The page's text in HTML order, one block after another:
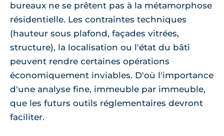
bureaux ne se prêtent pas à la métamorphose
résidentielle. Les contraintes techniques
(hauteur sous plafond, façades vitrées,
structure), la localisation ou l'état du bâti
peuvent rendre certaines opérations
économiquement inviables. D'où l'importance
d'une analyse fine, immeuble par immeuble,
que les futurs outils réglementaires devront
faciliter.